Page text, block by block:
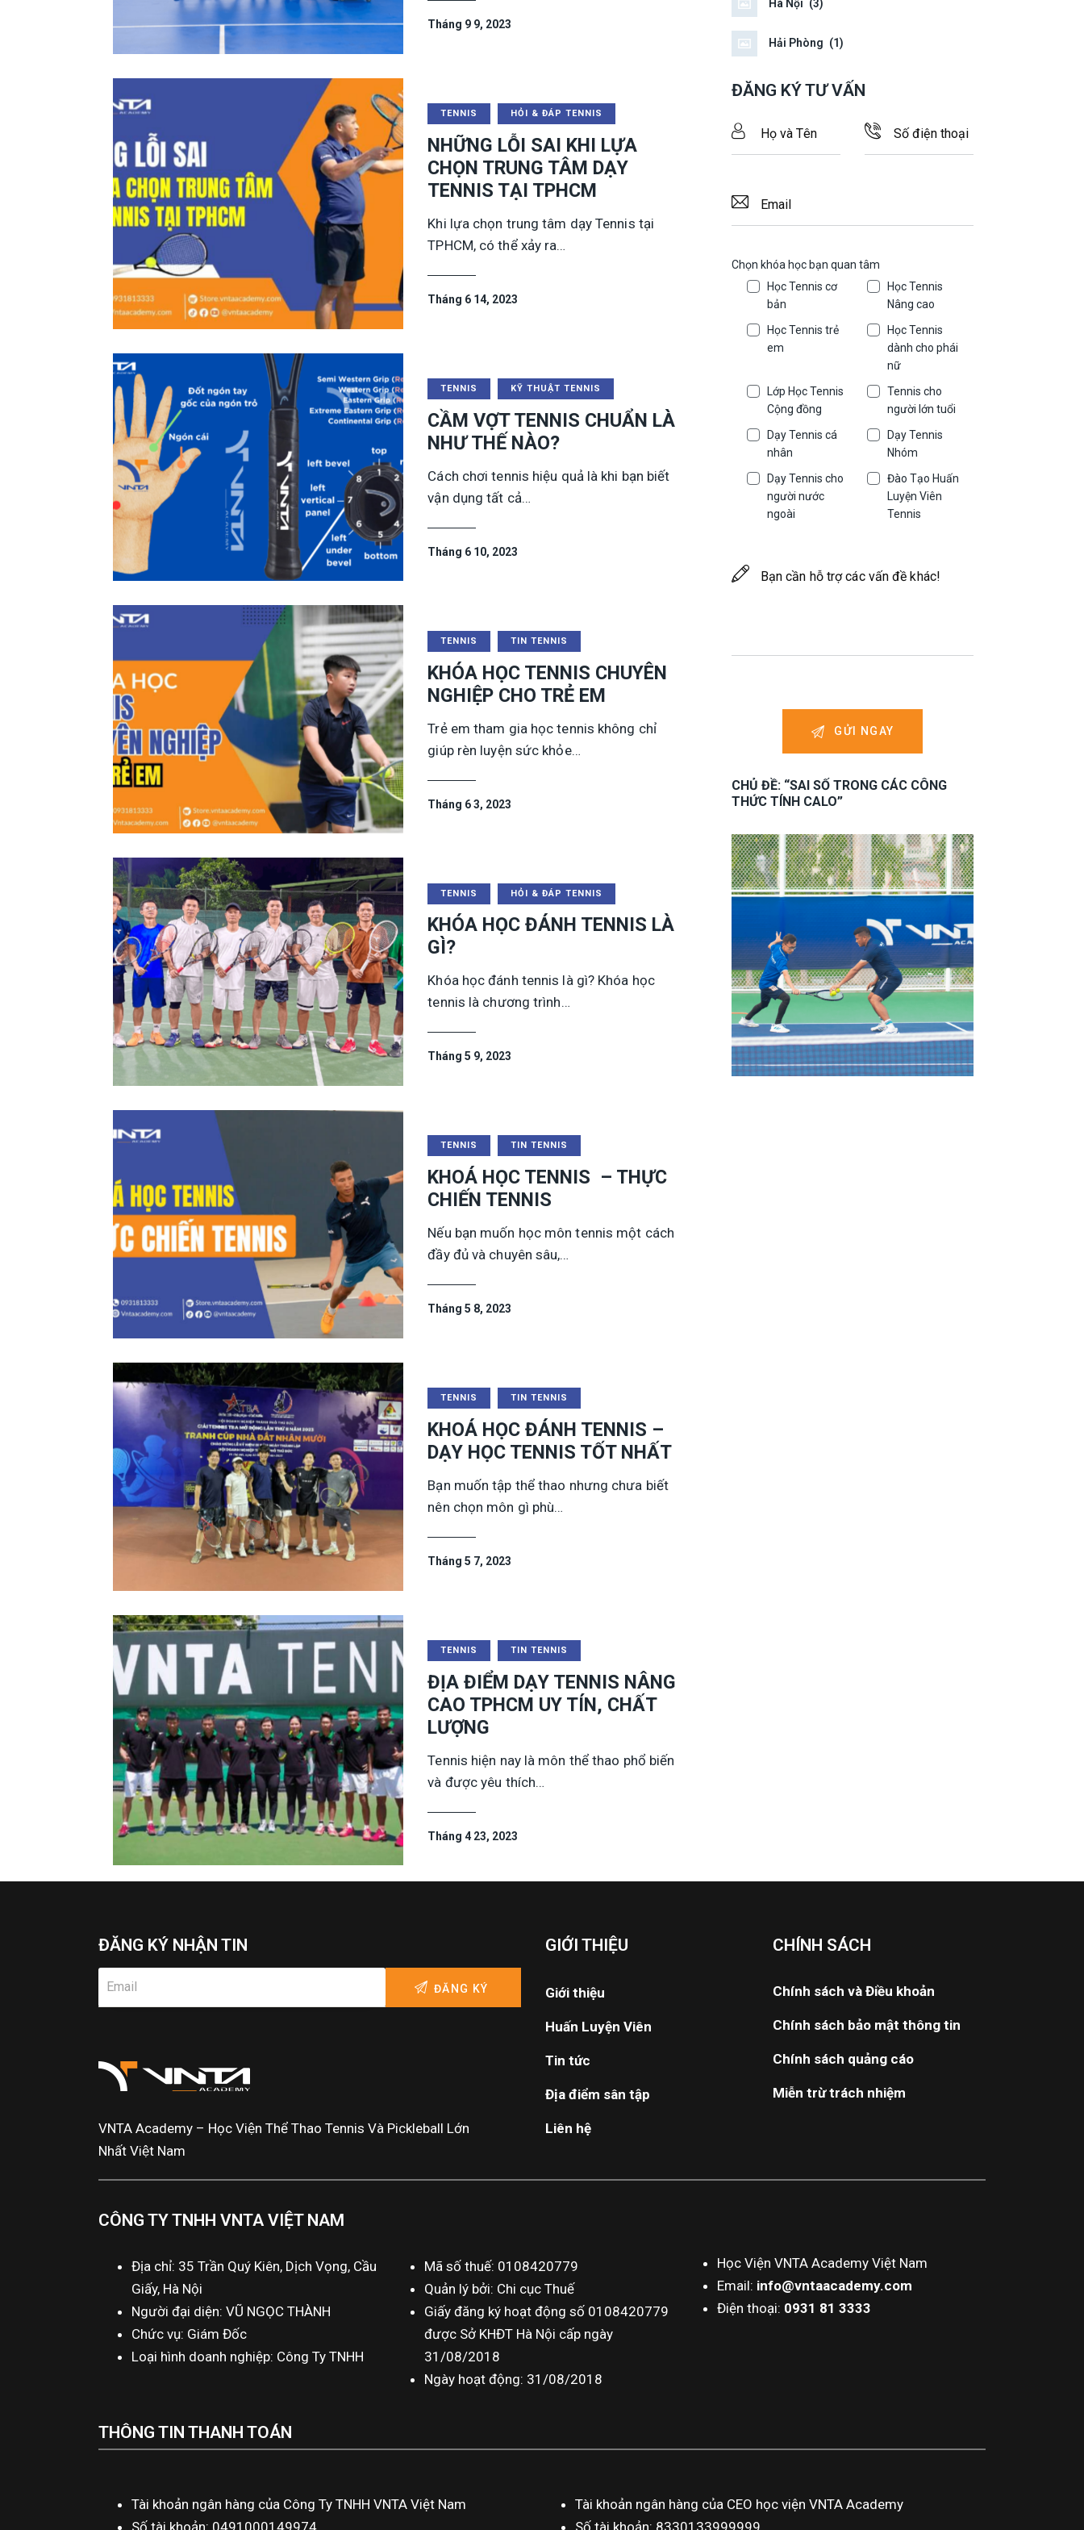
Tháng 9 9, 2023
TENNIS HỎI & ĐÁP TENNIS
NHỮNG LỖI SAI KHI LỰA
CHỌN TRUNG TÂM DẠY
TENNIS TẠI TPHCM
Khi lựa chọn trung tâm dạy Tennis tại
TPHCM, có thể xảy ra…
Tháng 6 14, 2023
TENNIS KỸ THUẬT TENNIS
CẦM VỢT TENNIS CHUẨN LÀ
NHƯ THẾ NÀO?
Cách chơi tennis hiệu quả là khi bạn biết
vận dụng tất cả…
Tháng 6 10, 2023
TENNIS TIN TENNIS
KHÓA HỌC TENNIS CHUYÊN
NGHIỆP CHO TRẺ EM
Trẻ em tham gia học tennis không chỉ
giúp rèn luyện sức khỏe…
Tháng 6 3, 2023
TENNIS HỎI & ĐÁP TENNIS
KHÓA HỌC ĐÁNH TENNIS LÀ
GÌ?
Khóa học đánh tennis là gì? Khóa học
tennis là chương trình…
Tháng 5 9, 2023
TENNIS TIN TENNIS
KHOÁ HỌC TENNIS – THỰC
CHIẾN TENNIS
Nếu bạn muốn học môn tennis một cách
đầy đủ và chuyên sâu,…
Tháng 5 8, 2023
TENNIS TIN TENNIS
KHOÁ HỌC ĐÁNH TENNIS –
DẠY HỌC TENNIS TỐT NHẤT
Bạn muốn tập thể thao nhưng chưa biết
nên chọn môn gì phù…
Tháng 5 7, 2023
TENNIS TIN TENNIS
ĐỊA ĐIỂM DẠY TENNIS NÂNG
CAO TPHCM UY TÍN, CHẤT
LƯỢNG
Tennis hiện nay là môn thể thao phổ biến
và được yêu thích…
Tháng 4 23, 2023
Hà Nội (3)
Hải Phòng (1)
ĐĂNG KÝ TƯ VẤN
Chọn khóa học bạn quan tâm
Học Tennis cơ
bản
Học Tennis
Nâng cao
Học Tennis trẻ
em
Học Tennis
dành cho phái
nữ
Lớp Học Tennis
Cộng đồng
Tennis cho
người lớn tuổi
Dạy Tennis cá
nhân
Dạy Tennis
Nhóm
Dạy Tennis cho
người nước
ngoài
Đào Tạo Huấn
Luyện Viên
Tennis
CHỦ ĐỀ: “SAI SỐ TRONG CÁC CÔNG
THỨC TÍNH CALO”
ĐĂNG KÝ NHẬN TIN
VNTA Academy – Học Viện Thể Thao Tennis Và Pickleball Lớn
Nhất Việt Nam
GIỚI THIỆU
Giới thiệu
Huấn Luyện Viên
Tin tức
Địa điểm sân tập
Liên hệ
CHÍNH SÁCH
Chính sách và Điều khoản
Chính sách bảo mật thông tin
Chính sách quảng cáo
Miễn trừ trách nhiệm
CÔNG TY TNHH VNTA VIỆT NAM
Địa chỉ: 35 Trần Quý Kiên, Dịch Vọng, Cầu
Giấy, Hà Nội
Người đại diện: VŨ NGỌC THÀNH
Chức vụ: Giám Đốc
Loại hình doanh nghiệp: Công Ty TNHH
Mã số thuế: 0108420779
Quản lý bởi: Chi cục Thuế
Giấy đăng ký hoạt động số 0108420779
được Sở KHĐT Hà Nội cấp ngày
31/08/2018
Ngày hoạt động: 31/08/2018
Học Viện VNTA Academy Việt Nam
Email: info@vntaacademy.com
Điện thoại: 0931 81 3333
THÔNG TIN THANH TOÁN
Tài khoản ngân hàng của Công Ty TNHH VNTA Việt Nam
Tài khoản ngân hàng của CEO học viện VNTA Academy